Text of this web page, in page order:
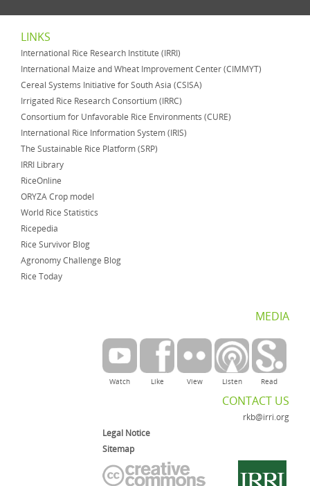
LINKS
International Rice Research Institute (IRRI)
International Maize and Wheat Improvement Center (CIMMYT)
Cereal Systems Initiative for South Asia (CSISA)
Irrigated Rice Research Consortium (IRRC)
Consortium for Unfavorable Rice Environments (CURE)
International Rice Information System (IRIS)
The Sustainable Rice Platform (SRP)
IRRI Library
RiceOnline
ORYZA Crop model
World Rice Statistics
Ricepedia
Rice Survivor Blog
Agronomy Challenge Blog
Rice Today
MEDIA
Read
Listen
View
Like
Watch
CONTACT US
rkb@irri.org
Legal Notice
Sitemap